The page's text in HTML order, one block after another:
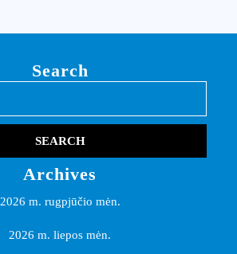
Search
Archives
2026 m. rugpjūčio mėn.
2026 m. liepos mėn.